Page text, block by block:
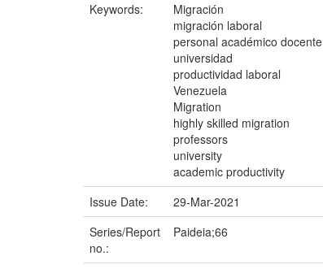
Keywords:
Migración
migración laboral
personal académico docente
universidad
productividad laboral
Venezuela
Migration
highly skilled migration
professors
university
academic productivity
Issue Date:
29-Mar-2021
Series/Report
no.:
Paideia;66